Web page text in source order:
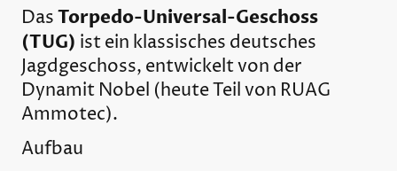
DasTorpedo-Universal-Geschoss
(TUG) ist ein klassisches deutsches
Jagdgeschoss, entwickelt von der
Dynamit Nobel (heute Teil von RUAG
Ammotec).
Aufbau